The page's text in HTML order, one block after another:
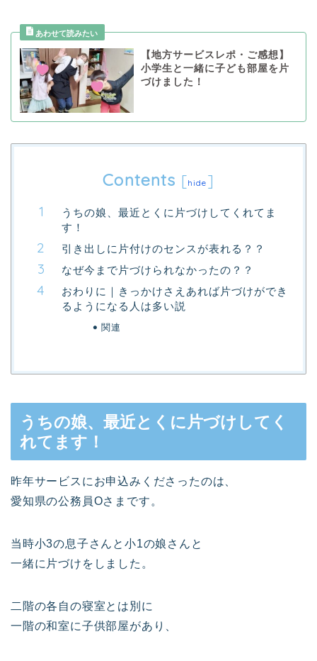
【地方サービスレポ・ご感想】
小学生と一緒に子ども部屋を片
づけました！
Contents [hide ]
うちの娘、最近とくに片づけしてくれてま
す！
引き出しに片付けのセンスが表れる？？
なぜ今まで片づけられなかったの？？
おわりに｜きっかけさえあれば片づけができ
るようになる人は多い説
関連
うちの娘、最近とくに片づけしてく
れてます！
昨年サービスにお申込みくださったのは、
愛知県の公務員Oさまです。
当時小3の息子さんと小1の娘さんと
一緒に片づけをしました。
二階の各自の寝室とは別に
一階の和室に子供部屋があり、